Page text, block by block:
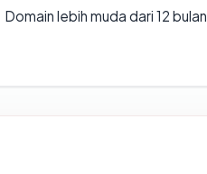
Domain lebih muda dari 12 bulan